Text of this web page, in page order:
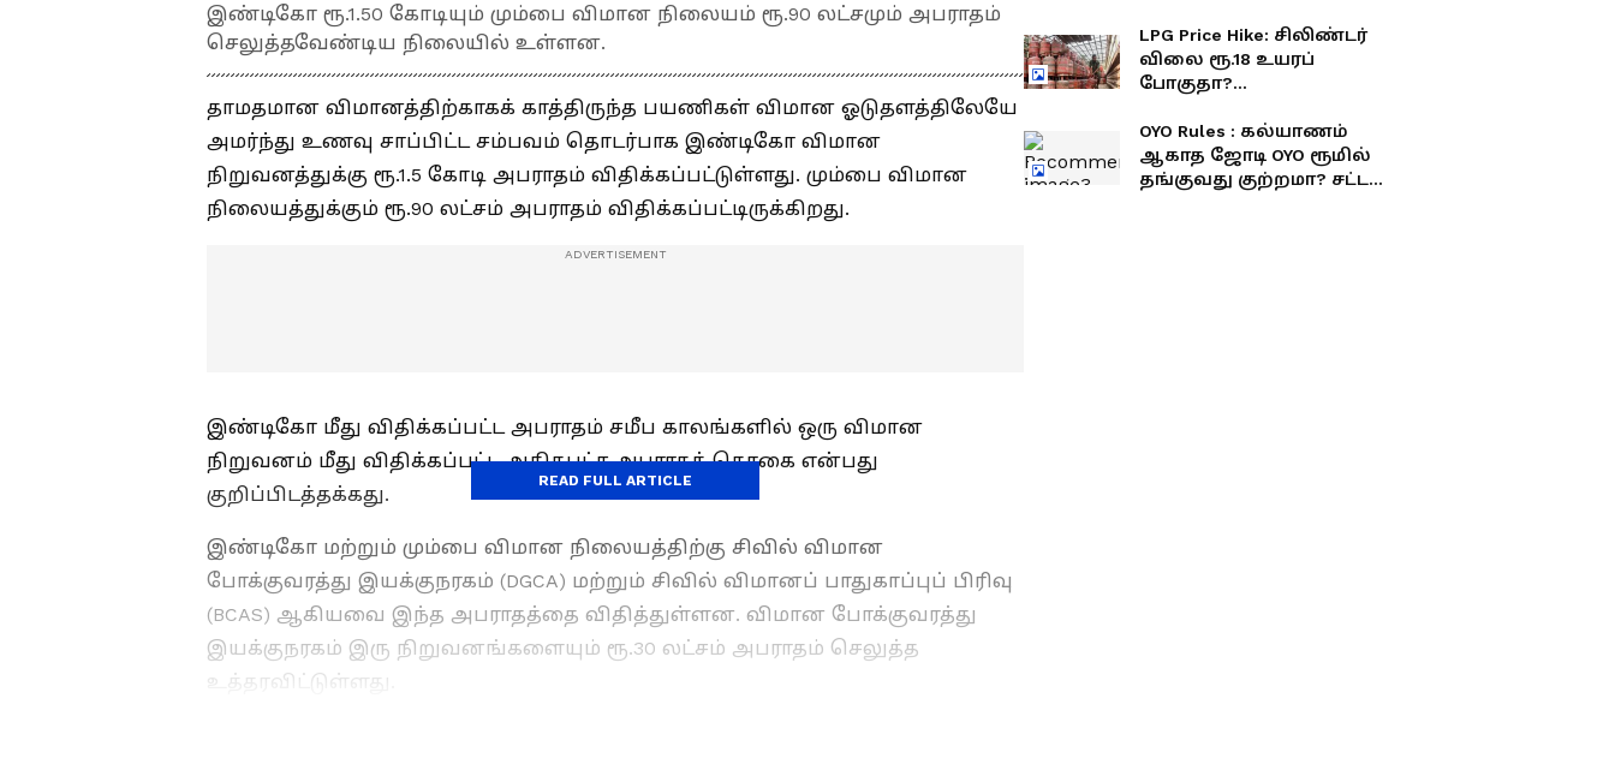
இண்டிகோ ரூ.1.50 கோடியும் மும்பை விமான நிலையம் ரூ.90 லட்சமும் அபராதம்
செலுத்தவேண்டிய நிலையில் உள்ளன.
தாமதமான விமானத்திற்காகக் காத்திருந்த பயணிகள் விமான ஓடுதளத்திலேயே
அமர்ந்து உணவு சாப்பிட்ட சம்பவம் தொடர்பாக இண்டிகோ விமான
நிறுவனத்துக்கு ரூ.1.5 கோடி அபராதம் விதிக்கப்பட்டுள்ளது. மும்பை விமான
நிலையத்துக்கும் ரூ.90 லட்சம் அபராதம் விதிக்கப்பட்டிருக்கிறது.
இண்டிகோ மீது விதிக்கப்பட்ட அபராதம் சமீப காலங்களில் ஒரு விமான
நிறுவனம் மீது விதிக்கப்பட்ட அதிகபட்ச அபராதத் தொகை என்பது
குறிப்பிடத்தக்கது.
இண்டிகோ மற்றும் மும்பை விமான நிலையத்திற்கு சிவில் விமான
போக்குவரத்து இயக்குநரகம் (DGCA) மற்றும் சிவில் விமானப் பாதுகாப்புப் பிரிவு
(BCAS) ஆகியவை இந்த அபராதத்தை விதித்துள்ளன. விமான போக்குவரத்து
இயக்குநரகம் இரு நிறுவனங்களையும் ரூ.30 லட்சம் அபராதம் செலுத்த
உத்தரவிட்டுள்ளது.
READ FULL ARTICLE
தண்ணீர்.!
LPG Price Hike: சிலிண்டர்
விலை ரூ.18 உயரப்
போகுதா?
அடுத்த ஷாக்!
OYO Rules : கல்யாணம்
ஆகாத ஜோடி OYO ரூமில்
தங்குவது குற்றமா? சட்டம்